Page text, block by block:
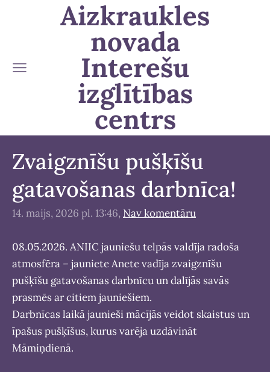
Aizkraukles
novada
Interešu
izglītības
centrs
Zvaigznīšu pušķīšu
gatavošanas darbnīca!
14. maijs, 2026 pl. 13:46, Nav komentāru
08.05.2026. ANIIC jauniešu telpās valdīja radoša
atmosfēra – jauniete Anete vadīja zvaigznīšu
pušķīšu gatavošanas darbnīcu un dalījās savās
prasmēs ar citiem jauniešiem.
Darbnīcas laikā jaunieši mācījās veidot skaistus un
īpašus pušķīšus, kurus varēja uzdāvināt
Māmiņdienā.